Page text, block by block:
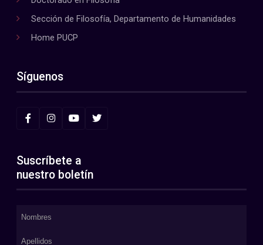
Sección de Filosofía, Departamento de Humanidades
Home PUCP
Síguenos
Suscríbete a
nuestro boletín